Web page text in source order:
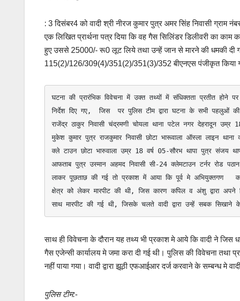
: 3 दिसंबर4 को वादी श्री नीरज कुमार पुत्र अमर सिंह निवासी ग्राम
एक लिखित प्रार्थना पत्र दिया कि वह गैस सिलिंडर डिलीवरी का काम
हुए उससे 25000/- रू0 लूट लिये तथा उन्हें जान से मारने की धमकी दी
115(2)/126/309(4)/351(2)/351(3)/352 बीएनएस पंजीकृत किया
घटना की प्रारंभिक विवेचना में उक्त तथ्यों में संधिक्तता प्रतीत
निर्देश दिए गए,  जिस  पर पुलिस टीम द्वारा घटना के सभी पहलुओं
राजेंद्र ठाकुर निवासी चंद्रमणी चोयला थाना पटेल नगर देहरादून
मुकेश कुमार पुत्र राजकुमार निवासी छोटा भारूवाला ऑस्ला लाइन
क्ले टाउन छोटा भारुवाला उम्र 18 वर्ष 05-सौरभ थापा पुत्र संजय
आफताब पुत्र उस्मान अहमद निवासी सी-24 क्लेमटाउन टर्नर रोड
लाकर पूछताछ की गई तो प्रकाश में आया कि पूर्व मे अभियुक्तगण
क्षेत्र को लेकर मारपीट की थी, जिस कारण कपिल व अंशु द्वारा
साथ मारपीट की गई थी, जिसके चलते वादी द्वारा उन्हें सबक
साथ ही विवेचना के दौरान यह तथ्य भी प्रकाश मे आये कि वादी ने जिस
गैस एजेन्सी कार्यालय मे जमा करा दी गई थी। पुलिस की विवेचना तथा
नहीं पाया गया। वादी द्वारा झूठी एफआईआर दर्ज करवाने के सम्बन्ध मे
पुलिस टीम:-